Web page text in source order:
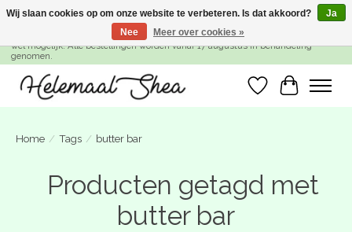
SUMMER BREAK! Wij zijn gesloten van 27 juli t/m 16 augustus. Bestellen is nog
wel mogelijk. Alle bestellingen worden vanaf 17 augustus in behandeling
genomen.
Verlanglijst
Home / Tags / butter bar
Producten getagd met
butter bar
Wij slaan cookies op om onze website te verbeteren. Is dat akkoord?
Ja
Nee
Meer over cookies »